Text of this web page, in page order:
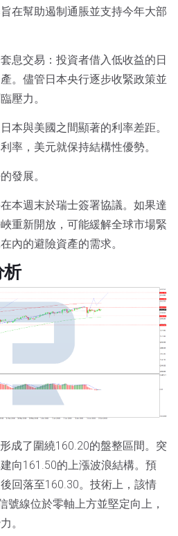
在幫助遏制通脹並支持今年大部
息交易：投資者借入低收益的日
。儘管日本央行逐步收緊政策並
壓力。
本與美國之間顯著的利率差距。
率，美元就保持結構性優勢。
發展。
本週末於瑞士簽署協議。如果達
重新開放，可能緩解全球市場緊
內的避險資產的需求。
析
成了圍繞160.20的盤整區間。突
向161.50的上漲波浪結構。預
回落至160.30。技術上，該情
號線位於零軸上方並堅定向上，
。